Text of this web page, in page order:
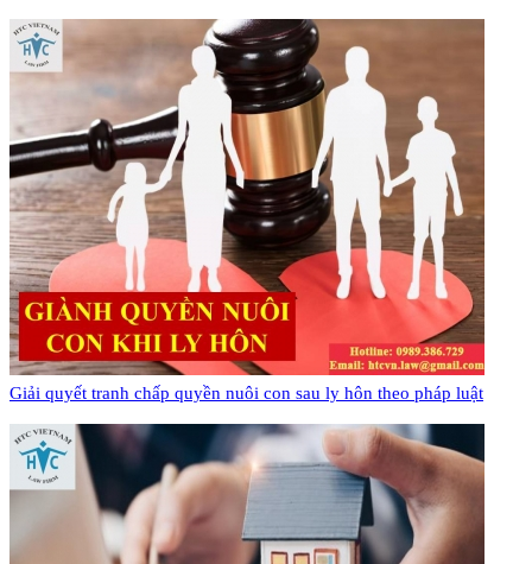
Giải quyết tranh chấp quyền nuôi con sau ly hôn theo pháp luật